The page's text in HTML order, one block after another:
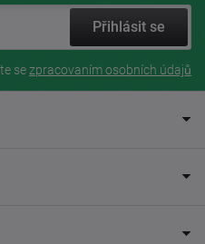
Přihlásit se
sezpracovaním osobních údajů